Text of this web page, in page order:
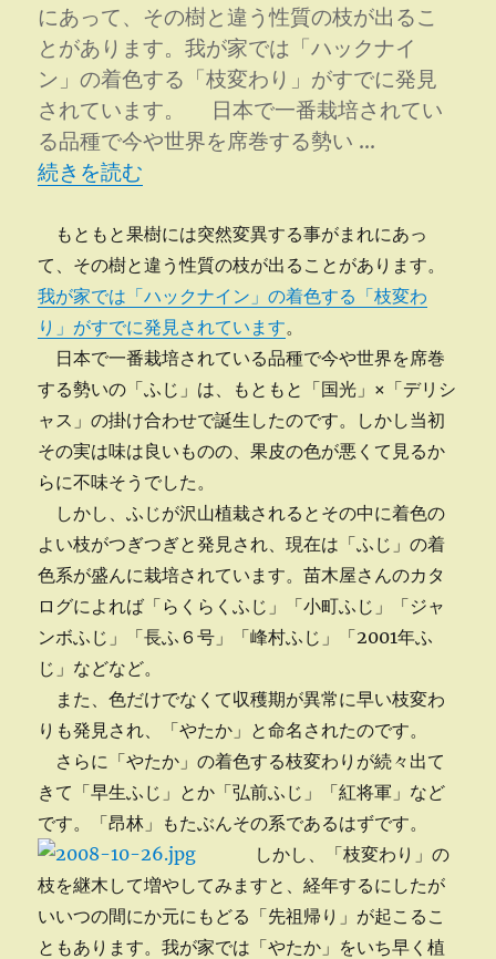
抹
消
に
にあって、その樹と違う性質の枝が出るこ
とがあります。我が家では「ハックナイ
ン」の着色する「枝変わり」がすでに発見
されています。 日本で一番栽培されてい
る品種で今や世界を席巻する勢い …
“枝変わりの枝変わり” の
続きを読む
もともと果樹には突然変異する事がまれにあっ
て、その樹と違う性質の枝が出ることがあります。
我が家では「ハックナイン」の着色する「枝変わ
り」がすでに発見されています。
日本で一番栽培されている品種で今や世界を席巻
する勢いの「ふじ」は、もともと「国光」×「デリシ
ャス」の掛け合わせで誕生したのです。しかし当初
その実は味は良いものの、果皮の色が悪くて見るか
らに不味そうでした。
しかし、ふじが沢山植栽されるとその中に着色の
よい枝がつぎつぎと発見され、現在は「ふじ」の着
色系が盛んに栽培されています。苗木屋さんのカタ
ログによれば「らくらくふじ」「小町ふじ」「ジャ
ンボふじ」「長ふ６号」「峰村ふじ」「2001年ふ
じ」などなど。
また、色だけでなくて収穫期が異常に早い枝変わ
りも発見され、「やたか」と命名されたのです。
さらに「やたか」の着色する枝変わりが続々出て
きて「早生ふじ」とか「弘前ふじ」「紅将軍」など
です。「昂林」もたぶんその系であるはずです。
しかし、「枝変わり」の
枝を継木して増やしてみますと、経年するにしたが
いいつの間にか元にもどる「先祖帰り」が起こるこ
ともあります。我が家では「やたか」をいち早く植